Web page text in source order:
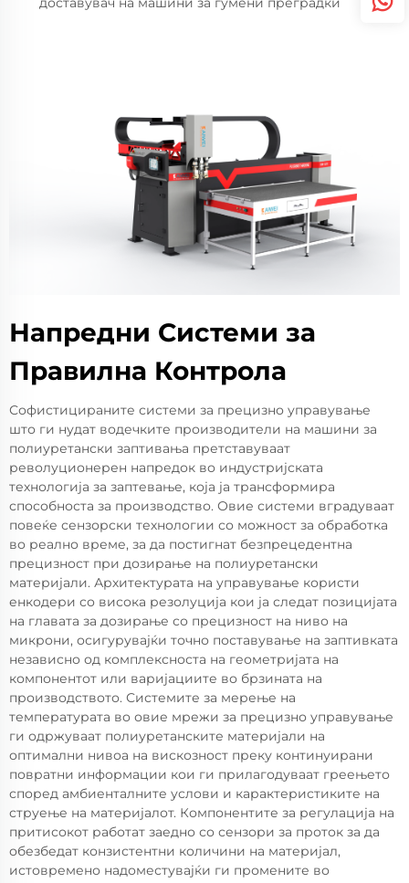
Напредни Системи за
Правилна Контрола
Софистицираните системи за прецизно управување
што ги нудат водечките производители на машини за
полиуретански заптивања претставуваат
револуционерен напредок во индустријската
технологија за заптевање, која ја трансформира
способноста за производство. Овие системи вградуваат
повеќе сензорски технологии со можност за обработка
во реално време, за да постигнат безпрецедентна
прецизност при дозирање на полиуретански
материјали. Архитектурата на управување користи
енкодери со висока резолуција кои ја следат позицијата
на главата за дозирање со прецизност на ниво на
микрони, осигурувајќи точно поставување на заптивката
независно од комплексноста на геометријата на
компонентот или варијациите во брзината на
производството. Системите за мерење на
температурата во овие мрежи за прецизно управување
ги одржуваат полиуретанските материјали на
оптимални нивоа на вискозност преку континуирани
повратни информации кои ги прилагодуваат греењето
според амбиенталните услови и карактеристиките на
струење на материјалот. Компонентите за регулација на
притисокот работат заедно со сензори за проток за да
обезбедат конзистентни количини на материјал,
истовремено надоместувајќи ги промените во